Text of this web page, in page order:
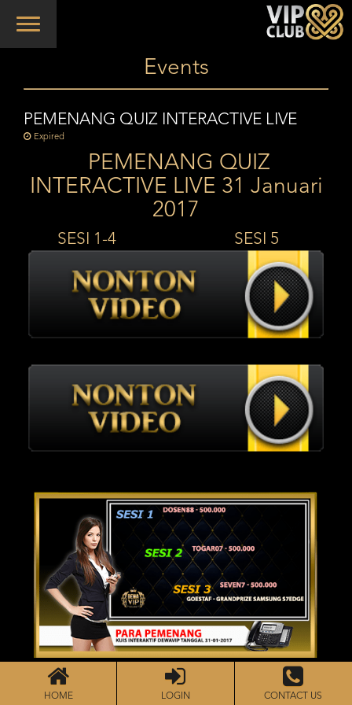
Toggle
Events
PEMENANG QUIZ INTERACTIVE LIVE
Expired
PEMENANG QUIZ
INTERACTIVE LIVE 31 Januari
2017
SESI 1-4 SESI 5
HOME LOGIN CONTACT US